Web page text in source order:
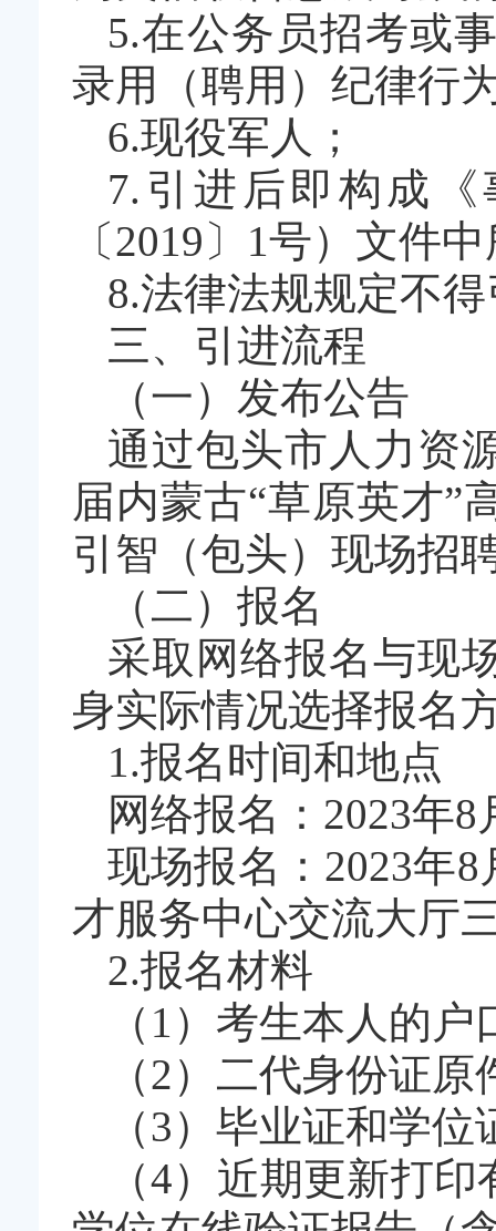
5.在公务员招考或
录用（聘用）纪律行
6.现役军人；
7.引进后即构成
〔2019〕1号）文件
8.法律法规规定不
三、引进流程
（一）发布公告
通过包头市人力资
届内蒙古“草原英才”
引智（包头）现场招
（二）报名
采取网络报名与现
身实际情况选择报名
1.报名时间和地点
网络报名：2023年
现场报名：2023年
才服务中心交流大厅
2.报名材料
（1）考生本人的
（2）二代身份证
（3）毕业证和学
（4）近期更新打